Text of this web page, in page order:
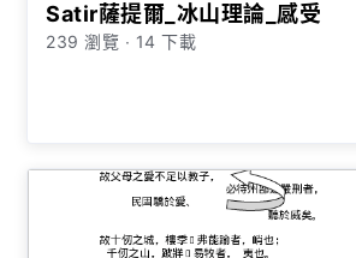
Satir薩提爾_冰山理論_感受
239 瀏覽 ∙ 14 下載